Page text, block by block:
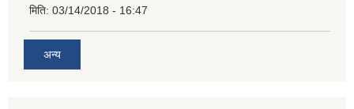
मिति: 03/14/2018 - 16:47
अन्य